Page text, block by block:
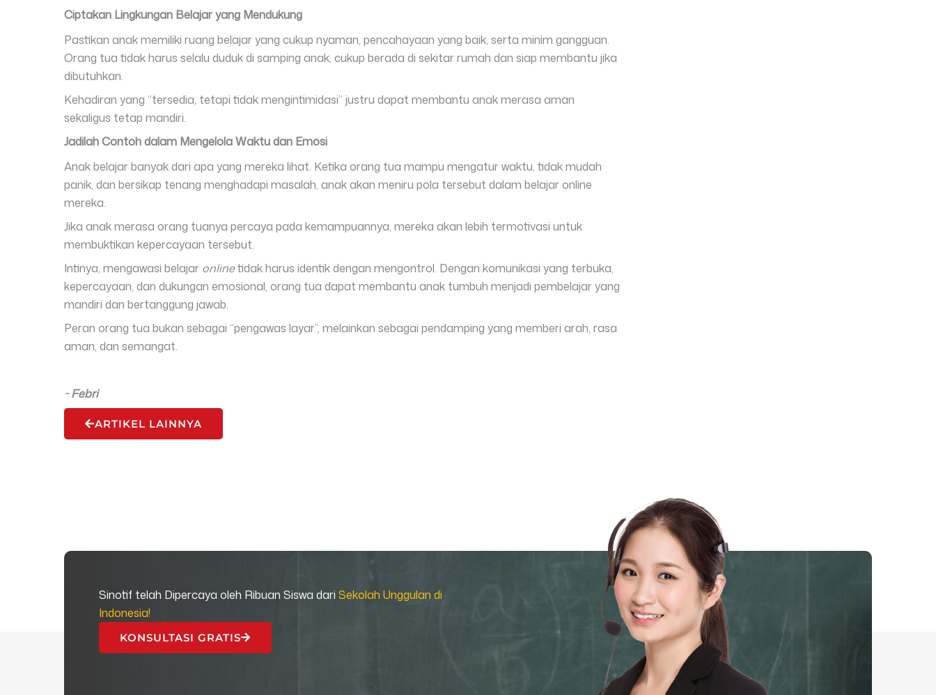
Ciptakan Lingkungan Belajar yang Mendukung
Pastikan anak memiliki ruang belajar yang cukup nyaman, pencahayaan yang baik, serta minim gangguan.
Orang tua tidak harus selalu duduk di samping anak, cukup berada di sekitar rumah dan siap membantu jika
dibutuhkan.
Kehadiran yang “tersedia, tetapi tidak mengintimidasi” justru dapat membantu anak merasa aman
sekaligus tetap mandiri.
Jadilah Contoh dalam Mengelola Waktu dan Emosi
Anak belajar banyak dari apa yang mereka lihat. Ketika orang tua mampu mengatur waktu, tidak mudah
panik, dan bersikap tenang menghadapi masalah, anak akan meniru pola tersebut dalam belajar online
mereka.
Jika anak merasa orang tuanya percaya pada kemampuannya, mereka akan lebih termotivasi untuk
membuktikan kepercayaan tersebut.
Intinya, mengawasi belajar onlinetidak harus identik dengan mengontrol. Dengan komunikasi yang terbuka,
kepercayaan, dan dukungan emosional, orang tua dapat membantu anak tumbuh menjadi pembelajar yang
mandiri dan bertanggung jawab.
Peran orang tua bukan sebagai “pengawas layar”, melainkan sebagai pendamping yang memberi arah, rasa
aman, dan semangat.
~Febri
ARTIKEL LAINNYA
Sinotif telah Dipercaya oleh Ribuan Siswa dari Sekolah Unggulan di
Indonesia!
KONSULTASI GRATIS